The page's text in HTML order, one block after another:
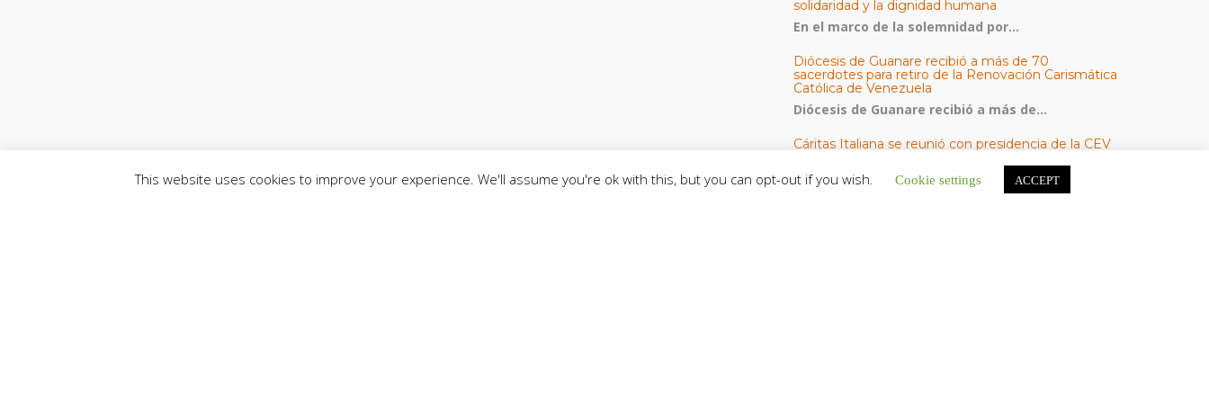
solidaridad y la dignidad humana
En el marco de la solemnidad por...
Diócesis de Guanare recibió a más de 70
sacerdotes para retiro de la Renovación Carismática
Católica de Venezuela
Diócesis de Guanare recibió a más de...
Cáritas Italiana se reunió con presidencia de la CEV
humanitario por terremotos del 24 de junio
Una delegación encabezada por el padre Marco...
This website uses cookies to improve your experience. We'll assume you're ok with this, but you can opt-out if you wish. Cookie settings ACCEPT